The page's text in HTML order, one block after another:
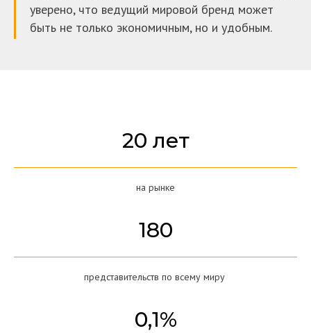
уверено, что ведущий мировой бренд может
быть не только экономичным, но и удобным.
20 лет
на рынке
180
представительств по всему миру
0,1%